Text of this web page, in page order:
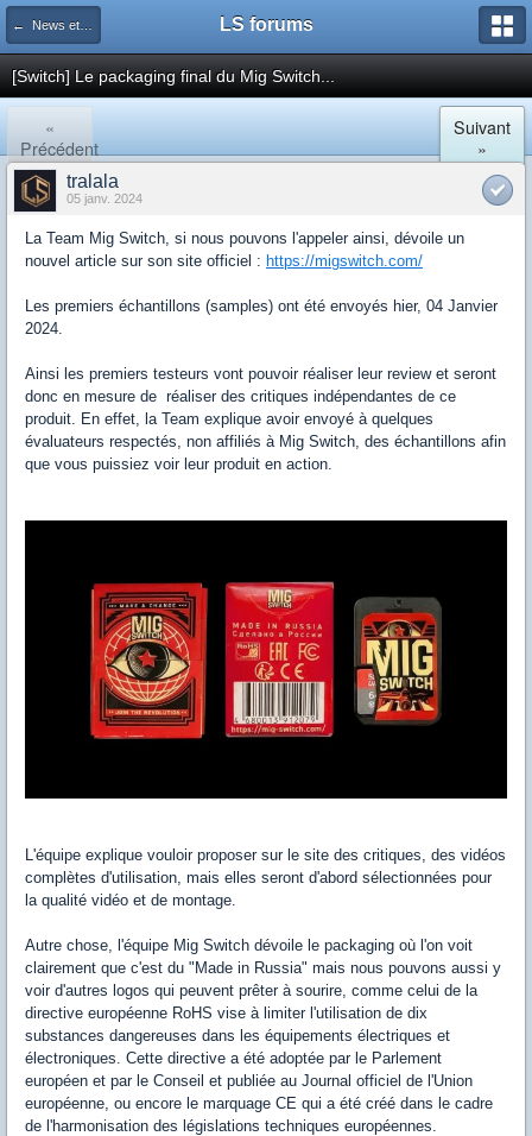
← News et actualités postées sur LS LS forums
[Switch] Le packaging final du Mig Switch...
«
Précédent
Suivant
»
tralala
05 janv. 2024
La Team Mig Switch, si nous pouvons l'appeler ainsi, dévoile un
nouvel article sur son site officiel : https://migswitch.com/
Les premiers échantillons (samples) ont été envoyés hier, 04 Janvier
2024.
Ainsi les premiers testeurs vont pouvoir réaliser leur review et seront
donc en mesure de réaliser des critiques indépendantes de ce
produit. En effet, la Team explique avoir envoyé à quelques
évaluateurs respectés, non affiliés à Mig Switch, des échantillons afin
que vous puissiez voir leur produit en action.
L'équipe explique vouloir proposer sur le site des critiques, des vidéos
complètes d'utilisation, mais elles seront d'abord sélectionnées pour
la qualité vidéo et de montage.
Autre chose, l'équipe Mig Switch dévoile le packaging où l'on voit
clairement que c'est du "Made in Russia" mais nous pouvons aussi y
voir d'autres logos qui peuvent prêter à sourire, comme celui de la
directive européenne RoHS vise à limiter l'utilisation de dix
substances dangereuses dans les équipements électriques et
électroniques. Cette directive a été adoptée par le Parlement
européen et par le Conseil et publiée au Journal officiel de l'Union
européenne, ou encore le marquage CE qui a été créé dans le cadre
de l'harmonisation des législations techniques européennes.